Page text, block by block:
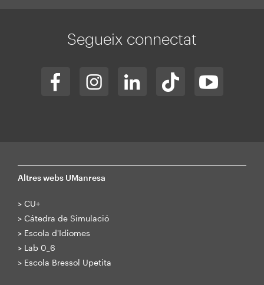
Segueix connectat
Altres webs UManresa
> CU+
> Cátedra de Simulació
> Escola d'Idiomes
> Lab 0_6
> Escola Bressol Upetita